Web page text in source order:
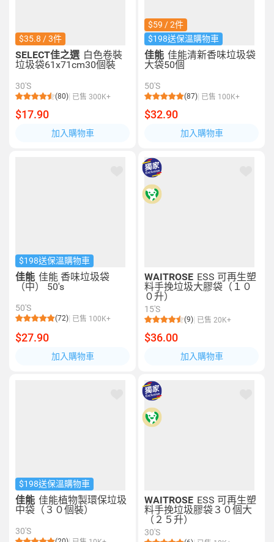
$35.8 / 3件
SELECT佳之選 白色卷裝
垃圾袋61x71cm30個裝
30'S
(80) 已售 300K+
$17.90
加入購物車
$59 / 2件
$198送保溫購物車
佳能 佳能清新香味垃圾袋
大袋50個
50'S
(87) 已售 100K+
$32.90
加入購物車
$198送保溫購物車
佳能 佳能 香味垃圾袋
（中） 50's
50'S
(72) 已售 100K+
$27.90
加入購物車
WAITROSE ESS 可再生塑
料手挽垃圾大膠袋（１０
０升）
15'S
(9) 已售 20K+
$36.00
加入購物車
$198送保溫購物車
佳能 佳能植物製環保垃圾
中袋（３０個裝）
30'S
WAITROSE ESS 可再生塑
料手挽垃圾膠袋３０個大
（２５升）
30'S